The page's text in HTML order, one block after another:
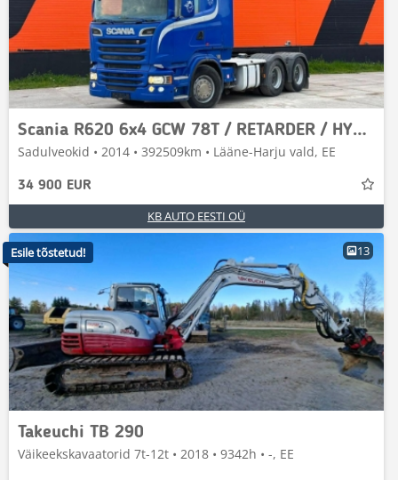
Scania R620 6x4 GCW 78T / RETARDER / HYDRAULICS
Sadulveokid • 2014 • 392509km • Lääne-Harju vald, EE
34 900 EUR
KB AUTO EESTI OÜ
13
Takeuchi TB 290
Väikeekskavaatorid 7t-12t • 2018 • 9342h • -, EE
Esile tõstetud!